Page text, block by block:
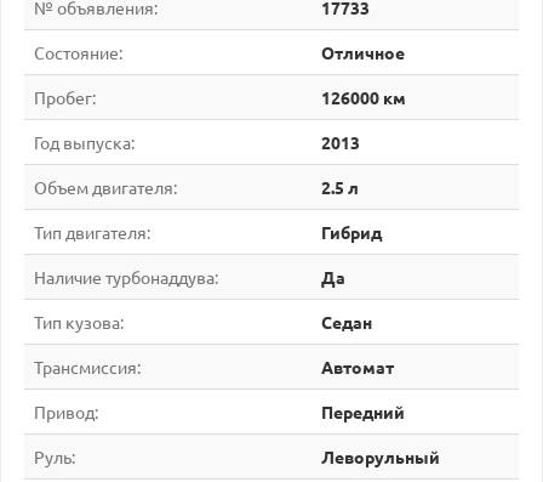
№ объявления: 17733
Состояние: Отличное
Пробег: 126000 км
Год выпуска: 2013
Объем двигателя: 2.5 л
Тип двигателя: Гибрид
Наличие турбонаддува: Да
Тип кузова: Седан
Трансмиссия: Автомат
Привод: Передний
Руль: Леворульный